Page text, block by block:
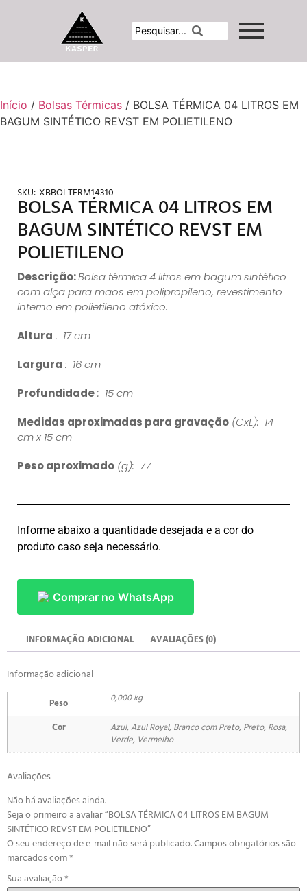
Início / Bolsas Térmicas / BOLSA TÉRMICA 04 LITROS EM
BAGUM SINTÉTICO REVST EM POLIETILENO
SKU: XBBOLTERM14310
BOLSA TÉRMICA 04 LITROS EM
BAGUM SINTÉTICO REVST EM
POLIETILENO
Descrição:Bolsa térmica 4 litros em bagum sintético
com alça para mãos em polipropileno, revestimento
interno em polietileno atóxico.
Altura : 17 cm
Largura : 16 cm
Profundidade: 15 cm
Medidas aproximadas para gravação (CxL): 14
cm x 15 cm
Peso aproximado (g): 77
Informe abaixo a quantidade desejada e a cor do
produto caso seja necessário.
Comprar no WhatsApp
INFORMAÇÃO ADICIONAL AVALIAÇÕES (0)
Informação adicional
Peso 0,000 kg
Cor
Azul, Azul Royal, Branco com Preto, Preto, Rosa,
Verde, Vermelho
Avaliações
Não há avaliações ainda.
Seja o primeiro a avaliar “BOLSA TÉRMICA 04 LITROS EM BAGUM
SINTÉTICO REVST EM POLIETILENO”
O seu endereço de e-mail não será publicado.Campos obrigatórios são
marcados com*
Sua avaliação*